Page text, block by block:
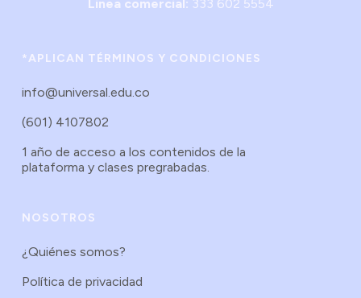
Linea comercial: 333 602 5554
*APLICAN TÉRMINOS Y CONDICIONES
info@universal.edu.co
(601) 4107802
1 año de acceso a los contenidos de la
plataforma y clases pregrabadas.
NOSOTROS
¿Quiénes somos?
Política de privacidad